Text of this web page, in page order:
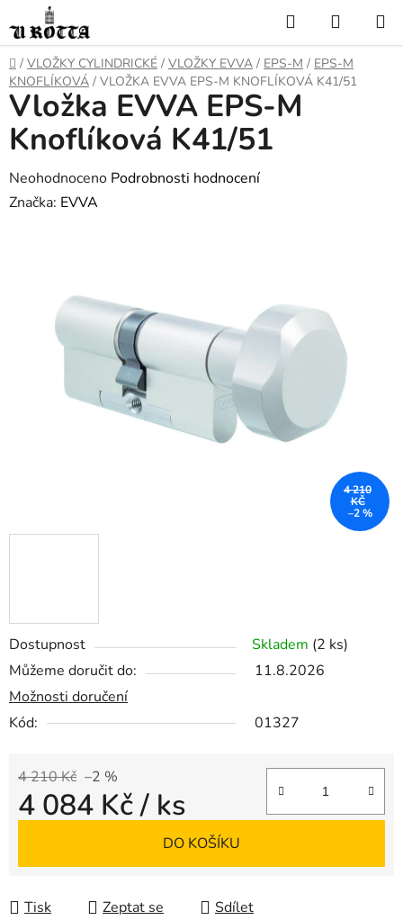
na
obsah
Hledat
KOŠÍK
DOMŮ
/ VLOŽKY CYLINDRICKÉ / VLOŽKY EVVA / EPS-M / EPS-M
KNOFLÍKOVÁ / VLOŽKA EVVA EPS-M KNOFLÍKOVÁ K41/51
Dostupnost Skladem (2 ks)
Můžeme doručit do:
11.8.2026
Možnosti doručení
Kód:
01327
4 210 Kč –2 %
4 084 Kč/ ks
DO KOŠÍKU
Tisk Zeptat se Sdílet
Vložka EVVA EPS-M
Knoflíková K41/51
Průměrné
hodnocení
hvězdiček.
Neohodnoceno Podrobnosti hodnocení
Značka: EVVA
4 210
KČ
–2 %